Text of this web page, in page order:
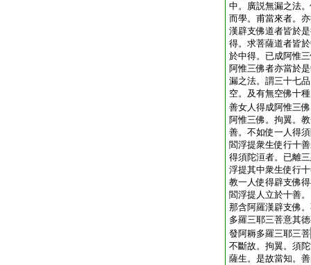
中。廣説無漏之法
而學。甫當來者。
漢辟支佛道者皆於
得。求菩薩道者皆
於中得。已成阿惟
阿惟三佛者亦當於
漏之法。謂三十七
空。及有無空佛十
善女人得成阿惟三
阿惟三佛。拘翼。
善。不如使一人得
閻浮提衆生使行十
得須陀洹者。已離
浮提其中衆生使行
教一人使得辟支佛
閻浮提人立於十善
那含阿羅漢辟支佛
多羅三耶三菩意其
發阿耨多羅三耶三菩
不斷故。拘翼。須
薩生。是故當知。